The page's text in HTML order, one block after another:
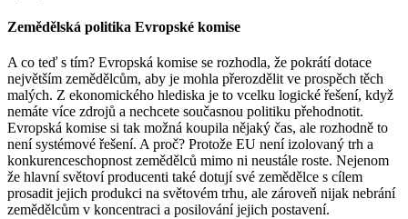
Zemědělská politika Evropské komise
A co teď s tím? Evropská komise se rozhodla, že pokrátí dotace
největším zemědělcům, aby je mohla přerozdělit ve prospěch těch
malých. Z ekonomického hlediska je to vcelku logické řešení, když
nemáte více zdrojů a nechcete současnou politiku přehodnotit.
Evropská komise si tak možná koupila nějaký čas, ale rozhodně to
není systémové řešení. A proč? Protože EU není izolovaný trh a
konkurenceschopnost zemědělců mimo ni neustále roste. Nejenom
že hlavní světoví producenti také dotují své zemědělce s cílem
prosadit jejich produkci na světovém trhu, ale zároveň nijak nebrání
zemědělcům v koncentraci a posilování jejich postavení.